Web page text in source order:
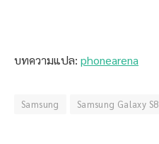
บทความแปล: phonearena
Samsung Samsung Galaxy S8